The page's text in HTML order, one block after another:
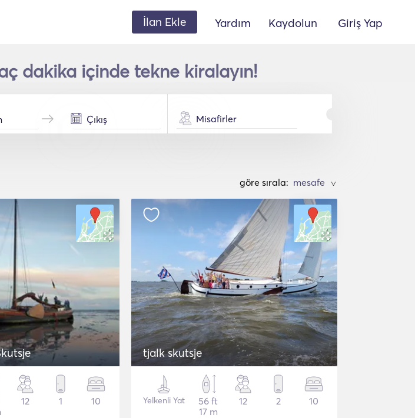
İlan Ekle Yardım Kaydolun Giriş Yap
dakika içinde tekne kiralayın!
Misafirler
göre sırala: >
12 1 10
tjalk skutsje
Yelkenli Yat
56 ft
17 m
12 2 10